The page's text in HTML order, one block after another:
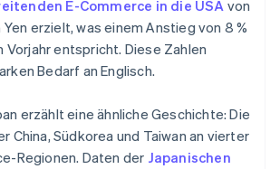
E-Commerce in die USA von
Yen erzielt, was einem Anstieg von 8 %
entspricht. Diese Zahlen
Bedarf an Englisch.
erzählt eine ähnliche Geschichte: Die
China, Südkorea und Taiwan an vierter
Regionen. Daten der Japanischen